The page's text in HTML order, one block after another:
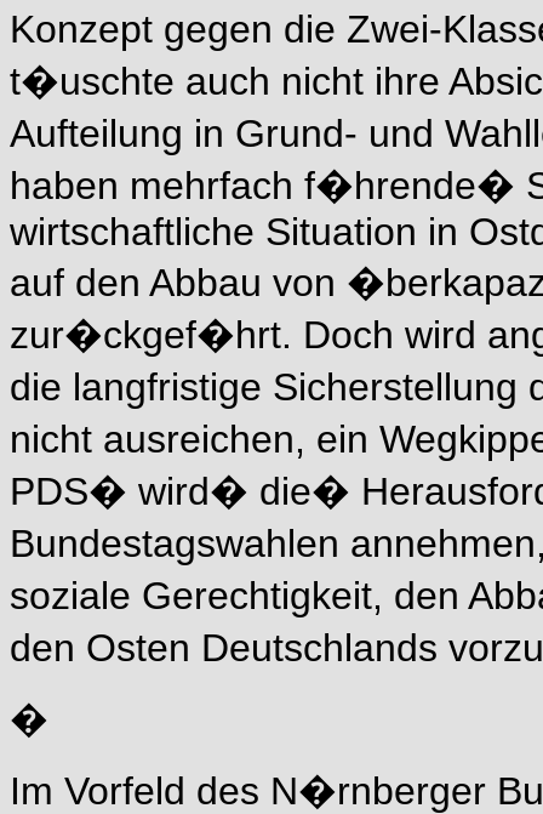
Konzept gegen die Zwei-
t�uschte auch nicht ihre
Aufteilung in Grund- und
haben mehrfach f�hrende�
wirtschaftliche Situation in
auf den Abbau von
zur�ckgef�hrt. Doch wird
die langfristige
nicht ausreichen, ein
PDS� wird� die�
Bundestagswahlen
soziale Gerechtigkeit, den
den Osten Deutschlands
�
Im Vorfeld des N�rnberger